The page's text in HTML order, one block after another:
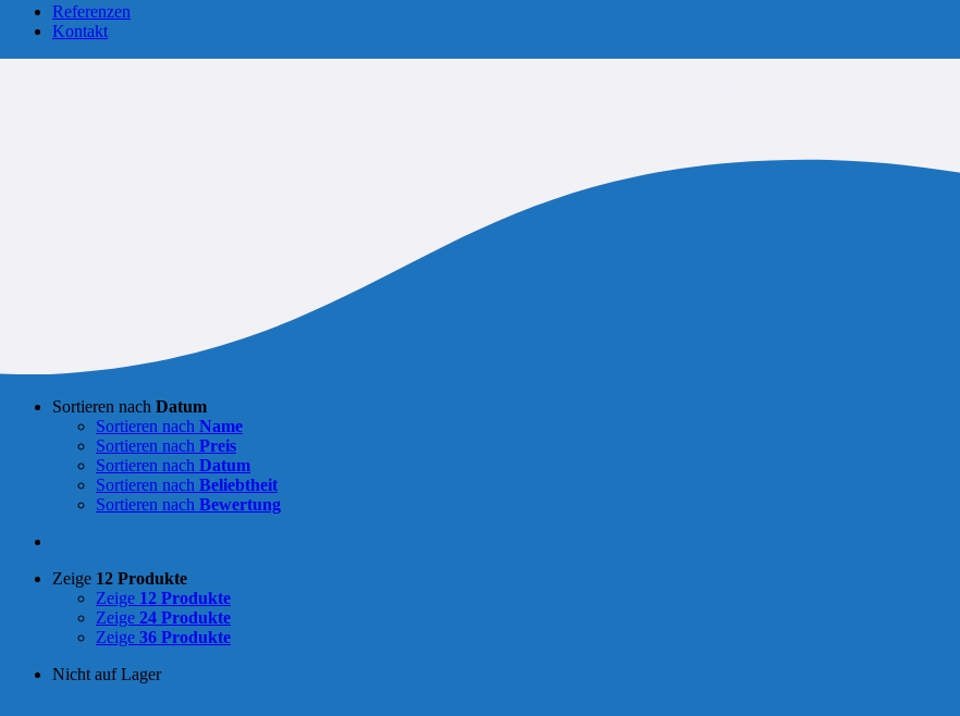
Referenzen
Kontakt
Sortieren nach Datum
Sortieren nach Name
Sortieren nach Preis
Sortieren nach Datum
Sortieren nach Beliebtheit
Sortieren nach Bewertung
Zeige 12 Produkte
Zeige 12 Produkte
Zeige 24 Produkte
Zeige 36 Produkte
Nicht auf Lager